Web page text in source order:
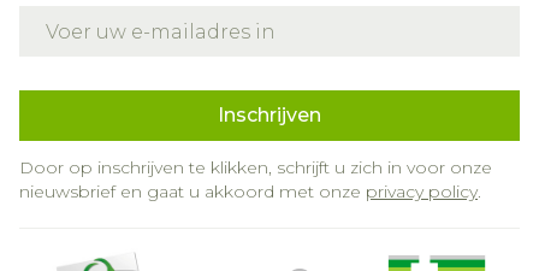
Inschrijven
Door op inschrijven te klikken, schrijft u zich in voor onze
nieuwsbrief en gaat u akkoord met onze privacy policy.